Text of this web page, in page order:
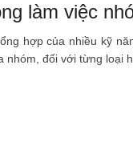
làm việc
hợp của nhiều kỹ
nhóm, đối với từng